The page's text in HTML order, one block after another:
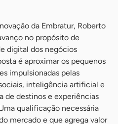
da Embratur, Roberto
no propósito de
digital dos negócios
é aproximar os pequenos
impulsionadas pelas
inteligência artificial e
de destinos e experiências
qualificação necessária
mercado e que agrega valor